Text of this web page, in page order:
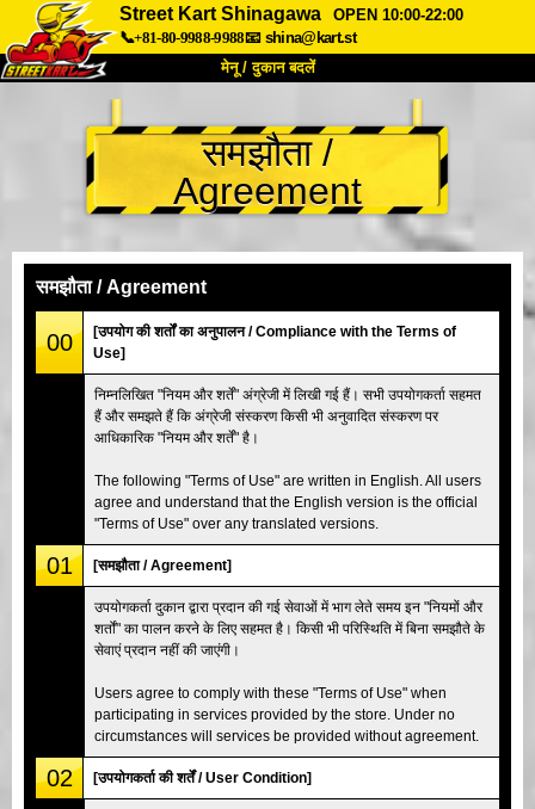
Street Kart Shinagawa
OPEN 10:00-22:00
📞+81-80-9988-9988📧 shina@kart.st
मेनू / दुकान बदलें
हमारे बारे में विशेषताएँ कीमत
पहुंच वॉयस FAQ
टोक्यो शिनागावा #1
टोक्यो अकीहबारा#2
टोक्यो शिबुया एनेक्स टोक्यो बे
टोक्यो असाकुसा
ओकिनावा
समझौता /
Agreement
समझौता / Agreement
00
[उपयोग की शर्तों का अनुपालन / Compliance with the Terms of
Use]
निम्नलिखित "नियम और शर्तें" अंग्रेजी में लिखी गई हैं। सभी उपयोगकर्ता सहमत
हैं और समझते हैं कि अंग्रेजी संस्करण किसी भी अनुवादित संस्करण पर
आधिकारिक "नियम और शर्तें" है।
The following "Terms of Use" are written in English. All users
agree and understand that the English version is the official
"Terms of Use" over any translated versions.
01 [समझौता / Agreement]
उपयोगकर्ता दुकान द्वारा प्रदान की गई सेवाओं में भाग लेते समय इन "नियमों और
शर्तों" का पालन करने के लिए सहमत है। किसी भी परिस्थिति में बिना समझौते के
सेवाएं प्रदान नहीं की जाएंगी।
Users agree to comply with these "Terms of Use" when
participating in services provided by the store. Under no
circumstances will services be provided without agreement.
02 [उपयोगकर्ता की शर्तें / User Condition]